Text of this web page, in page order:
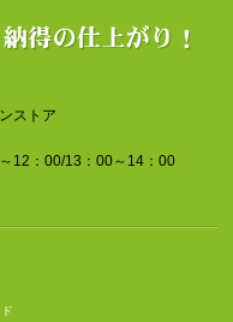
ストア
12：00/13：00～14：00